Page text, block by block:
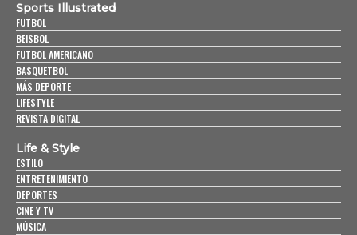
Sports Illustrated
FUTBOL
BEISBOL
FUTBOL AMERICANO
BASQUETBOL
MÁS DEPORTE
LIFESTYLE
REVISTA DIGITAL
Life & Style
ESTILO
ENTRETENIMIENTO
DEPORTES
CINE Y TV
MÚSICA